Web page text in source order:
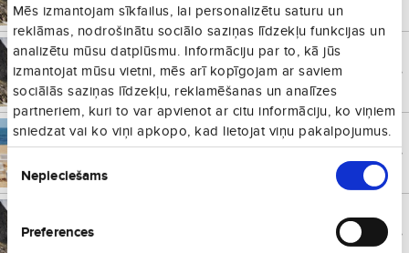
Mēs izmantojam sīkfailus, lai personalizētu saturu un
reklāmas, nodrošinātu sociālo saziņas līdzekļu funkcijas un
analizētu mūsu datplūsmu. Informāciju par to, kā jūs
izmantojat mūsu vietni, mēs arī kopīgojam ar saviem
sociālās saziņas līdzekļu, reklamēšanas un analīzes
partneriem, kuri to var apvienot ar citu informāciju, ko viņiem
sniedzat vai ko viņi apkopo, kad lietojat viņu pakalpojumus.
Piekrišanas
izvēleNepieciešams
Preferences
Zakintas Grieķija no
FaruPortugāle no €71
Vienā virzienā
no € 74
Vienā virzienā